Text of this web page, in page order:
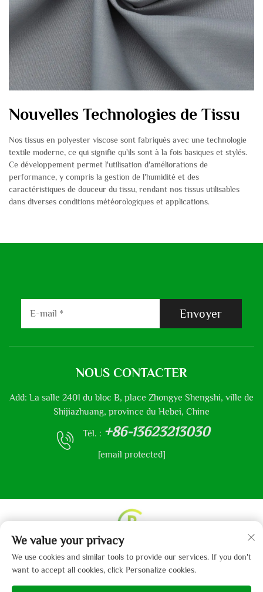
Nouvelles Technologies de Tissu
Nos tissus en polyester viscose sont fabriqués avec une technologie
textile moderne, ce qui signifie qu'ils sont à la fois basiques et stylés.
Ce développement permet l'utilisation d'améliorations de
performance, y compris la gestion de l'humidité et des
caractéristiques de douceur du tissu, rendant nos tissus utilisables
dans diverses conditions météorologiques et applications.
Envoyer
NOUS CONTACTER
Add: La salle 2401 du bloc B, place Zhongye Shengshi, ville de
Shijiazhuang, province du Hebei, Chine
Tél. : +86-13623213030
[email protected]
Droits d'auteur © 2013-2024 par Hebei Gaibo Textile Co.,
Ltd.Politique de confidentialité
We value your privacy
We use cookies and similar tools to provide our services. If you don't
want to accept all cookies, click Personalize cookies.